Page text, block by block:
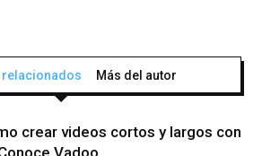
Más del autor
crear videos cortos y largos con